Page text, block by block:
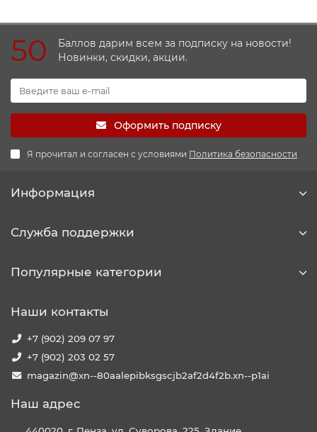
50
Баллов дарим всем за подписку на новости!
Новинки, скидки, акции.
Оформить подписку
Я прочитал и согласен с условиями Политика безопасности
Информация
Служба поддержки
Популярные категории
Наши контакты
+7 (902) 209 07 97
+7 (902) 203 02 57
magazin@xn--80aalepibksgscjb2af2d4f2b.xn--p1ai
Наш адрес